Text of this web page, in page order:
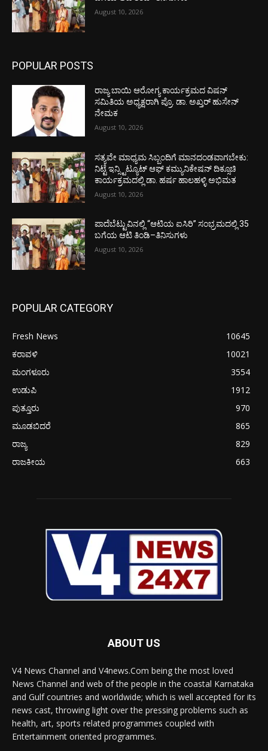
August 10, 2026
POPULAR POSTS
ರಾಜ್ಯ ಬಾಯಿ ಆರೋಗ್ಯ ಕಾರ್ಯಕ್ರಮದ ವಿಷನ್
ಸಮಿತಿಯ ಅಧ್ಯಕ್ಷರಾಗಿ ಪ್ರೊ. ಡಾ. ಅಖ್ತರ್ ಹುಸೇನ್
ನೇಮಕ
August 10, 2026
ಸತ್ಯವೇ ಮಾಧ್ಯಮ ಸಿಬ್ಬಂದಿಗೆ ಮಾನದಂಡವಾಗಬೇಕು:
ನಿಟ್ಟೆ ಇನ್ಸ್ಟಿಟ್ಯೂಟ್ ಆಫ್ ಕಮ್ಯುನಿಕೇಷನ್ ದಿಕ್ಸೂಚಿ
ಕಾರ್ಯಕ್ರಮದಲ್ಲಿ ಡಾ. ಹರ್ಷ ಹಾಲಹಳ್ಳಿ ಅಭಿಮತ
August 10, 2026
ಪಾದೆಬೆಟ್ಟುವಿನಲ್ಲಿ “ಆಟಿಯ ಐಸಿರಿ’’ ಸಂಭ್ರಮದಲ್ಲಿ 35
ಬಗೆಯ ಆಟಿ ತಿಂಡಿ–ತಿನಿಸುಗಳು
August 10, 2026
POPULAR CATEGORY
Fresh News
10645
ಕರಾವಳಿ
10021
ಮಂಗಳೂರು
3554
ಉಡುಪಿ
1912
ಪುತ್ತೂರು
970
ಮೂಡಬಿದರೆ
865
ರಾಜ್ಯ
829
ರಾಜಕೀಯ
663
ABOUT US
V4 News Channel and V4news.Com being the most loved
News Channel and web of the people in the coastal Karnataka
and Gulf countries and worldwide; which is well accepted for its
news cast, throwing light over the pressing problems such as
health, art, sports related programmes coupled with
Entertainment oriented programmes.